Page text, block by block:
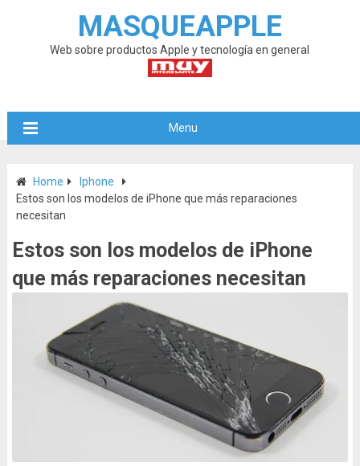
MASQUEAPPLE
Web sobre productos Apple y tecnología en general
Menu
Home
Iphone
Estos son los modelos de iPhone que más reparaciones
necesitan
Estos son los modelos de iPhone
que más reparaciones necesitan